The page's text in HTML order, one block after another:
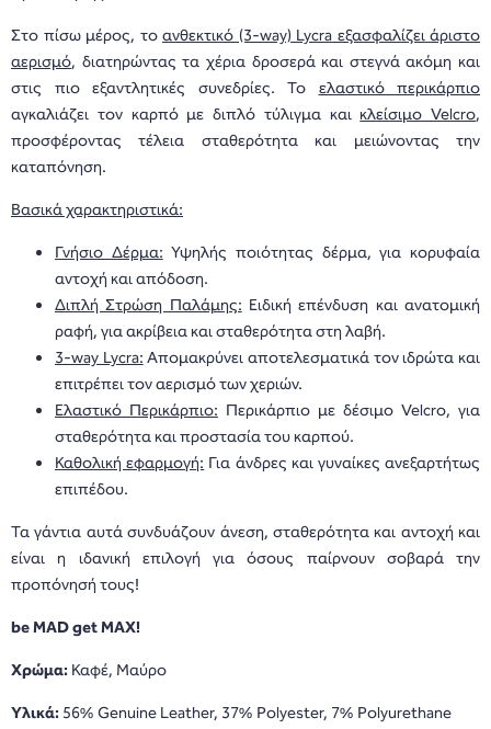
Στο πίσω μέρος, τοανθεκτικό (3-way) Lycra εξασφαλίζει άριστο
αερισμό, διατηρώντας τα χέρια δροσερά και στεγνά ακόμη και
στις πιο εξαντλητικές συνεδρίες. Τοελαστικό περικάρπιο
αγκαλιάζει τον καρπό με διπλό τύλιγμα καικλείσιμο Velcro,
προσφέροντας τέλεια σταθερότητα και μειώνοντας την
καταπόνηση.
Βασικά χαρακτηριστικά:
Γνήσιο Δέρμα:Υψηλής ποιότητας δέρμα, για κορυφαία
αντοχή και απόδοση.
Διπλή Στρώση Παλάμης:Ειδική επένδυση και ανατομική
ραφή, για ακρίβεια και σταθερότητα στη λαβή.
3-way Lycra:Απομακρύνει αποτελεσματικά τον ιδρώτα και
επιτρέπει τον αερισμό των χεριών.
Ελαστικό Περικάρπιο: Περικάρπιο με δέσιμο Velcro, για
σταθερότητα και προστασία του καρπού.
Καθολική εφαρμογή:Για άνδρες και γυναίκες ανεξαρτήτως
επιπέδου.
Τα γάντια αυτά συνδυάζουν άνεση, σταθερότητα και αντοχή και
είναι η ιδανική επιλογή για όσους παίρνουν σοβαρά την
προπόνησή τους!
be MAD get MAX!
Χρώμα: Καφέ, Μαύρο
Υλικά: 56% Genuine Leather, 37% Polyester, 7% Polyurethane